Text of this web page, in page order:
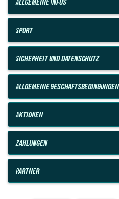
ALLGEMEINE INFOS
SPORT
SICHERHEIT UND DATENSCHUTZ
ALLGEMEINE GESCHÄFTSBEDINGUNGEN
AKTIONEN
ZAHLUNGEN
PARTNER